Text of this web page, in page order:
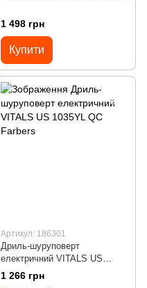
1 498 грн
Купити
Артикул: 186301
Дриль-шуруповерт
електричний VITALS US
1035YL QC
1 266 грн